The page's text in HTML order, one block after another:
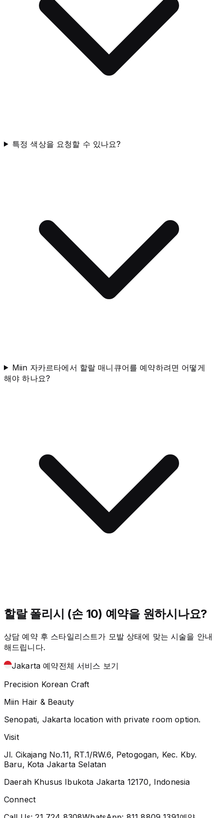
특정 색상을 요청할 수 있나요?
Miin 자카르타에서 할랄 매니큐어를 예약하려면 어떻게
해야 하나요?
할랄 폴리시 (손 10) 예약을 원하시나요?
상담 예약 후 스타일리스트가 모발 상태에 맞는 시술을 안내
해드립니다.
Jakarta 예약전체 서비스 보기
Precision Korean Craft
Miin Hair & Beauty
Senopati, Jakarta location with private room option.
Visit
Jl. Cikajang No.11, RT.1/RW.6, Petogogan, Kec. Kby.
Baru, Kota Jakarta Selatan
Daerah Khusus Ibukota Jakarta 12170, Indonesia
Connect